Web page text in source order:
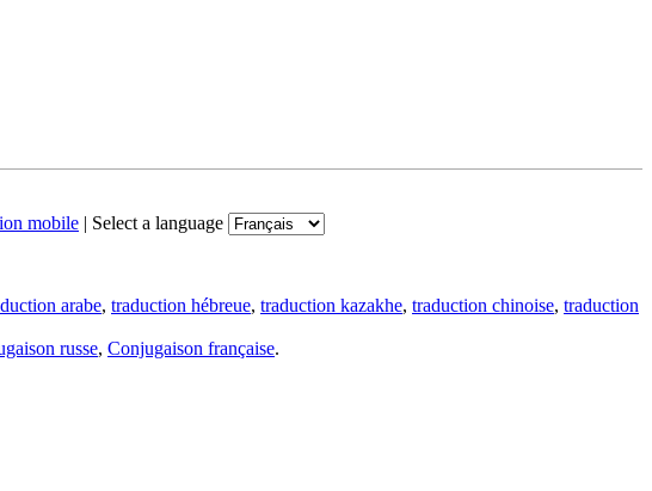
mobile | Select a language
arabe, traduction hébreue, traduction kazakhe, traduction chinoise, traduction
russe, Conjugaison française.